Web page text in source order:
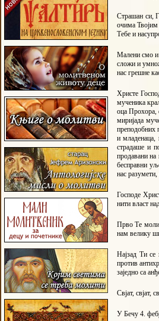
Страшан си,
очима
Тебе и
Малени смо и
сложи и
нас грешне
Христе
мученика
оца Прохора,
миријада
преподобних
и младенаца,
страдаше и
продавани
бесправни
нас
Господе
нити власт
Прво Те
нам велику
Најзад Ти се
против
заједно са
Свјат, свјат,
У Бечу 4.